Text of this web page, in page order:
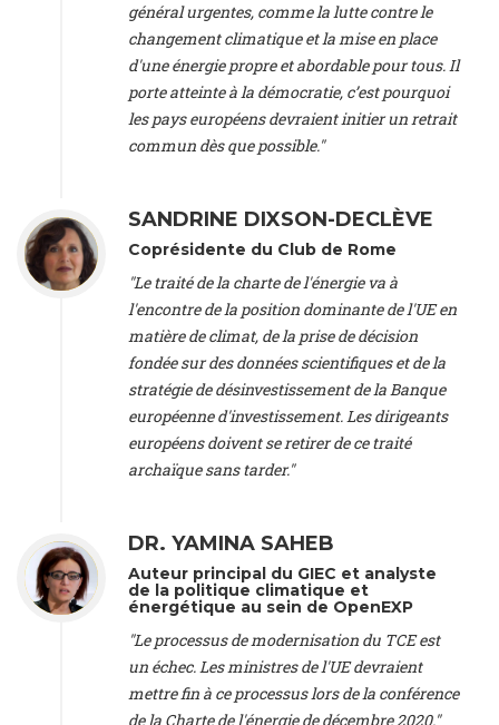
(Sweeden), Dr. Tadzio Mueller -Climate Justice Strategist
Climate Justice Movement (Germany), Prof. James Galbraith -
, University of Texas at Austin (United States), Dr.
Jochen Ohnmacht (Luxembourg), Dr. Céline Guivarch -
, CIRED (France), Dr. Jean Jouzel -
Climate
scientist (emeritus) , CESE (France), Mr. Peter Sweatman -
, Climate Strategy (Spain), Prof. Christian Arnsperger -
-Associate professor in environmental science , University of
Lausanne (Switzerland), Prof. Dr. Martin Grosjean -Director
Oeschger Centre for Climate Change Research, University of
Bern (Switzerland), Prof. Cédric Durand -Associate Professor
University of Geneva (Switzerland), Prof. Frederic Herman -
, University of Lausanne (Switzerland), Prof.
Gregoire Mariethoz -
Professor
, University of Lausanne
Professor of
, EPFL Lausanne (Switzerland), Prof. Marlyne
Sahakian -Assistant professor, University of Geneva
(Switzerland), Prof. Dominique Méda -Professor of sociology
University of Paris-Dauphine (France), Prof. Nenes Athanasios
Rovira i Virgili (Spain), Prof. Pedro Rodriguez (Spain), Mr.
Nathan Méténier -
Climate and environmental activist
and Environment Europe (France), Ms. Anuna de Wever -
Founder
, Youth for Climate Belgium (Belgium), Dr. José A.
Head Energy & Climate, Öko-Institut (Germany), Prof.
Isabelle Cassiers -Emeritus Professor and Senior Research
, UCLouvain Belgium and Belgian Fund for Scientific
Research (Belgium), Prof. Alessandra Arcuri -
Professor of
général urgentes, comme la lutte contre le
changement climatique et la mise en place
d'une énergie propre et abordable pour tous. Il
porte atteinte à la démocratie, c’est pourquoi
les pays européens devraient initier un retrait
commun dès que possible."
SANDRINE DIXSON-DECLÈVE
Coprésidente du Club de Rome
"Le traité de la charte de l'énergie va à
l'encontre de la position dominante de l'UE en
matière de climat, de la prise de décision
fondée sur des données scientifiques et de la
stratégie de désinvestissement de la Banque
européenne d'investissement. Les dirigeants
européens doivent se retirer de ce traité
archaïque sans tarder."
DR. YAMINA SAHEB
Auteur principal du GIEC et analyste
de la politique climatique et
énergétique au sein de OpenEXP
"Le processus de modernisation du TCE est
un échec. Les ministres de l'UE devraient
mettre fin à ce processus lors de la conférence
de la Charte de l'énergie de décembre 2020."